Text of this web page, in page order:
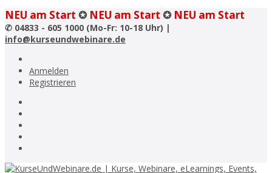
NEU am Start ✪ NEU am Start ✪ NEU am Start
✆ 04833 - 605 1000 (Mo-Fr: 10-18 Uhr) |
info@kurseundwebinare.de
Anmelden
Registrieren